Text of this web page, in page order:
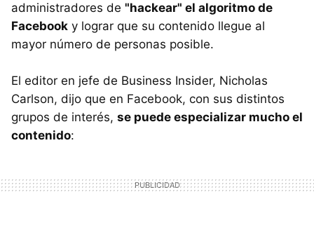
administradores de "hackear" el algoritmo de
Facebook y lograr que su contenido llegue al
mayor número de personas posible.
El editor en jefe de Business Insider, Nicholas
Carlson, dijo que en Facebook, con sus distintos
grupos de interés, se puede especializar mucho el
contenido: